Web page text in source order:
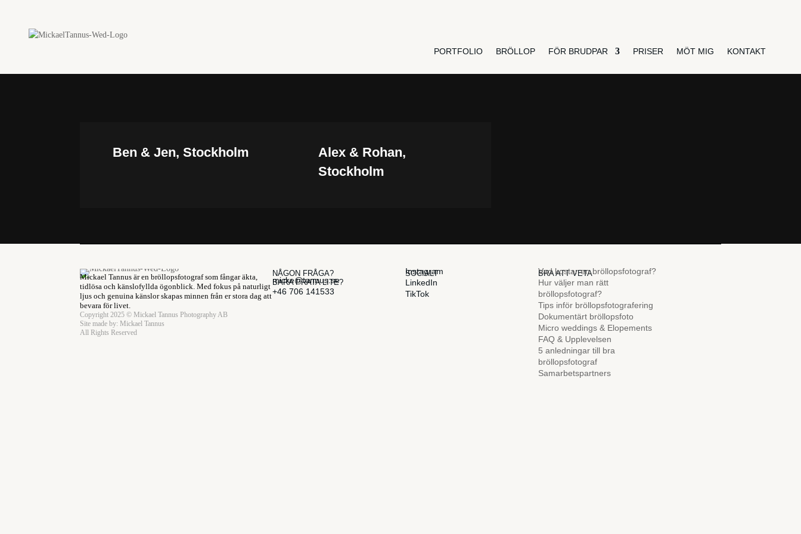
PORTFOLIO BRÖLLOP FÖR BRUDPAR PRISER MÖT MIG KONTAKT
Ben & Jen, Stockholm
Alex & Rohan,
Stockholm
Mickael Tannus är en bröllopsfotograf som fångar äkta,
tidlösa och känslofyllda ögonblick. Med fokus på naturligt
ljus och genuina känslor skapas minnen från er stora dag att
bevara för livet.
Copyright 2025 © Mickael Tannus Photography AB
Site made by:Mickael Tannus
All Rights Reserved
NÅGON FRÅGA?
BARA PRATA LITE?
micke@tannus.se
+46 706 141533
SOCIALT
Instagram
LinkedIn
TikTok
BRA ATT VETA
Vad kostar en bröllopsfotograf?
Hur väljer man rätt
bröllopsfotograf?
Tips inför bröllopsfotografering
Dokumentärt bröllopsfoto
Micro weddings & Elopements
FAQ & Upplevelsen
5 anledningar till bra
bröllopsfotograf
Samarbetspartners